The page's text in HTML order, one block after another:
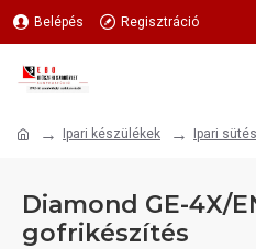
Belépés Regisztráció
Ipari készülékek Ipari
Diamond GE-4X/
gofrikészítés